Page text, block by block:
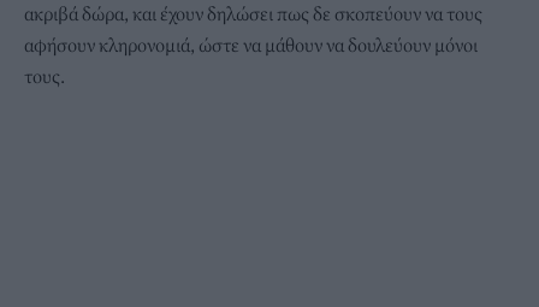
ακριβά δώρα, και έχουν δηλώσει πως δε σκοπεύουν να τους
αφήσουν κληρονομιά, ώστε να μάθουν να δουλεύουν μόνοι
τους.